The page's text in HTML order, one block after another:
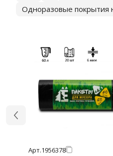
Одноразовые покрытия
Арт.1956378